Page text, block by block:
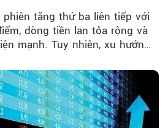
tăng thứ ba liên tiếp với
dòng tiền lan tỏa rộng và
mạnh. Tuy nhiên, xu hướng